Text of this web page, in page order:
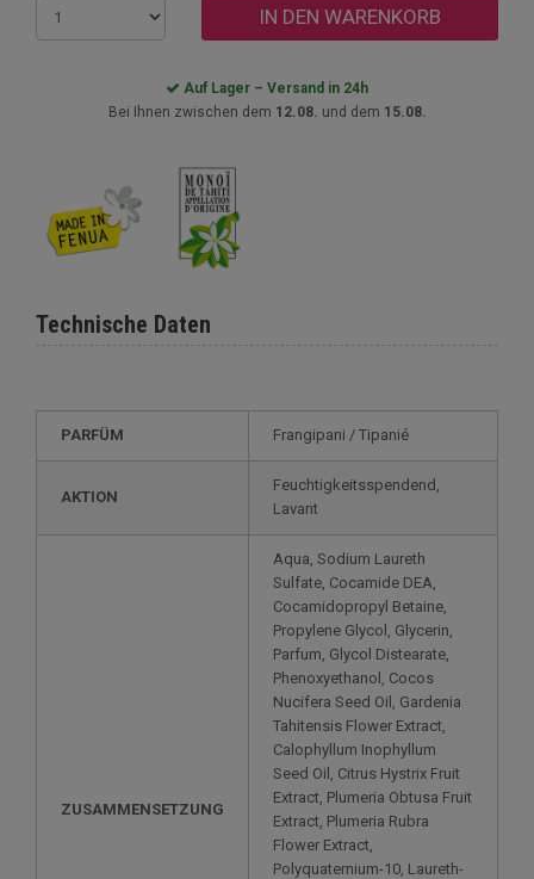
IN DEN WARENKORB
Auf Lager – Versand in 24h
Bei Ihnen zwischen dem 12.08. und dem 15.08.
Technische Daten
PARFÜM Frangipani / Tipanié
AKTION
Feuchtigkeitsspendend,
Lavant
ZUSAMMENSETZUNG
Aqua, Sodium Laureth
Sulfate, Cocamide DEA,
Cocamidopropyl Betaine,
Propylene Glycol, Glycerin,
Parfum, Glycol Distearate,
Phenoxyethanol, Cocos
Nucifera Seed Oil, Gardenia
Tahitensis Flower Extract,
Calophyllum Inophyllum
Seed Oil, Citrus Hystrix Fruit
Extract, Plumeria Obtusa Fruit
Extract, Plumeria Rubra
Flower Extract,
Polyquaternium-10, Laureth-